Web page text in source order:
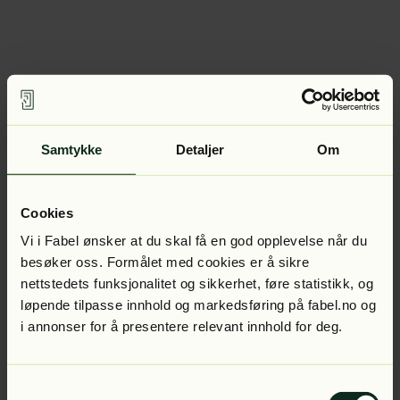
Samtykke Detaljer Om
Cookies
Vi i Fabel ønsker at du skal få en god opplevelse når du
besøker oss. Formålet med cookies er å sikre
nettstedets funksjonalitet og sikkerhet, føre statistikk, og
løpende tilpasse innhold og markedsføring på fabel.no og
i annonser for å presentere relevant innhold for deg.